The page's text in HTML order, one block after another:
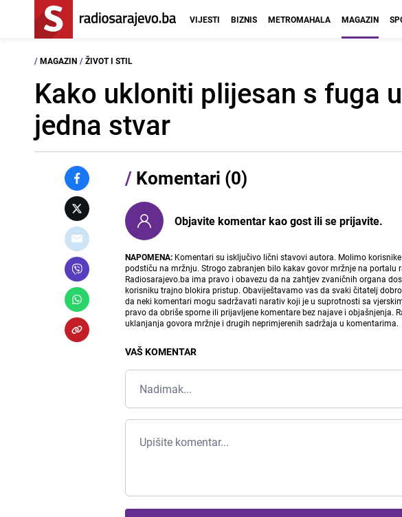
VIJESTI BIZNIS METROMAHALA MAGAZIN
/ MAGAZIN / ŽIVOT I STIL
Kako ukloniti plijesan s fuga
jedna stvar
/ Komentari (0)
Objavite komentar kao gost ili se prijavite.
NAPOMENA: Komentari su isključivo lični stavovi autora. Molimo
podstiču na mržnju. Strogo zabranjen bilo kakav govor mržnje na
Radiosarajevo.ba ima pravo i obavezu da na zahtjev zvaničnih organa
korisniku trajno blokira pristup. Obaviještavamo vas da svaki čitatelj
da neki komentari mogu sadržavati narativ koji je u suprotnosti sa
pravo da obriše sporne ili prijavljene komentare bez najave i
uklanjanja govora mržnje i drugih neprimjerenih sadržaja u komentarima.
VAŠ KOMENTAR